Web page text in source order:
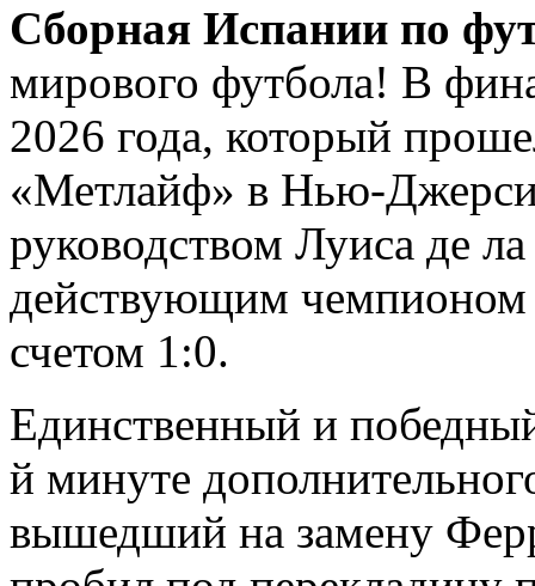
Сборная Испании по
мирового футбола! В
2026 года, который
«Метлайф» в Нью-
руководством Луиса де
действующим
счетом 1:0.
Единственный и
й минуте
вышедший на замену